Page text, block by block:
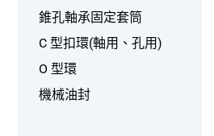
錐孔軸承固定套筒
C 型扣環(軸用、孔用)
O 型環
機械油封